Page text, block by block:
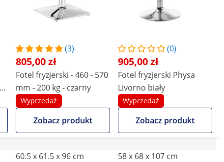
(3)
805,00 zł
Fotel fryzjerski - 460 - 570
mm - 200 kg - czarny
Wyprzedaż
Zobacz produkt
(0)
905,00 zł
Fotel fryzjerski Physa
Livorno biały
Wyprzedaż
Zobacz produkt
60.5 x 61.5 x 96 cm
58 x 68 x 107 cm